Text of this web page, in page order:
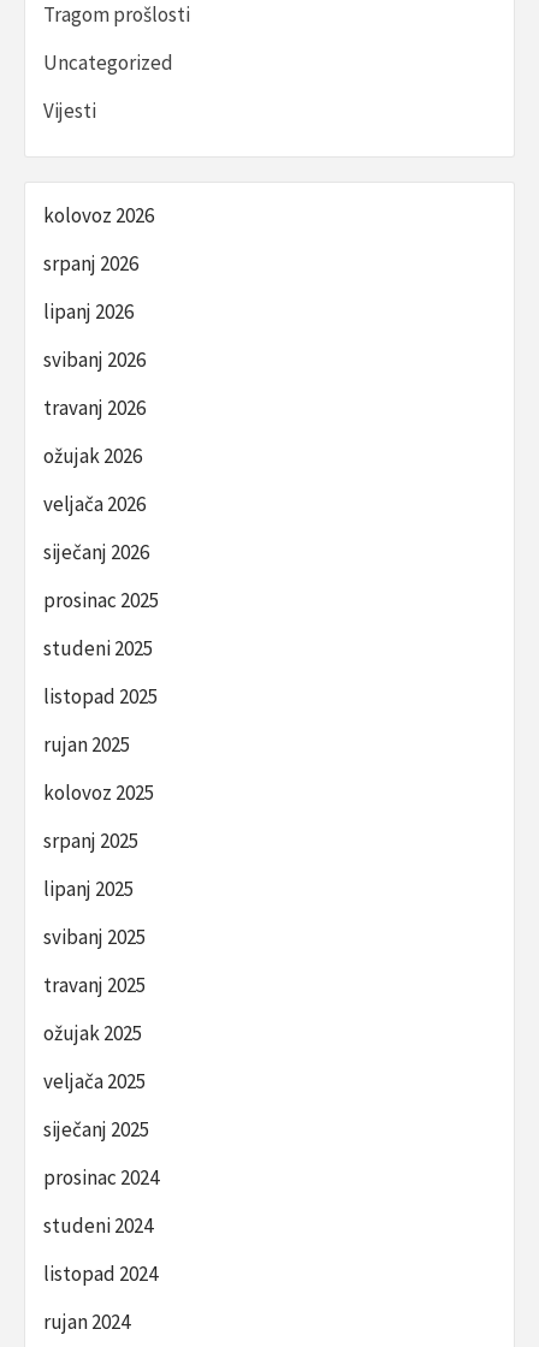
Tragom prošlosti
Uncategorized
Vijesti
kolovoz 2026
srpanj 2026
lipanj 2026
svibanj 2026
travanj 2026
ožujak 2026
veljača 2026
siječanj 2026
prosinac 2025
studeni 2025
listopad 2025
rujan 2025
kolovoz 2025
srpanj 2025
lipanj 2025
svibanj 2025
travanj 2025
ožujak 2025
veljača 2025
siječanj 2025
prosinac 2024
studeni 2024
listopad 2024
rujan 2024